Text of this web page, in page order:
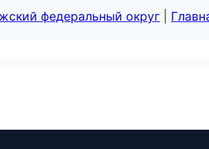
федеральный округ